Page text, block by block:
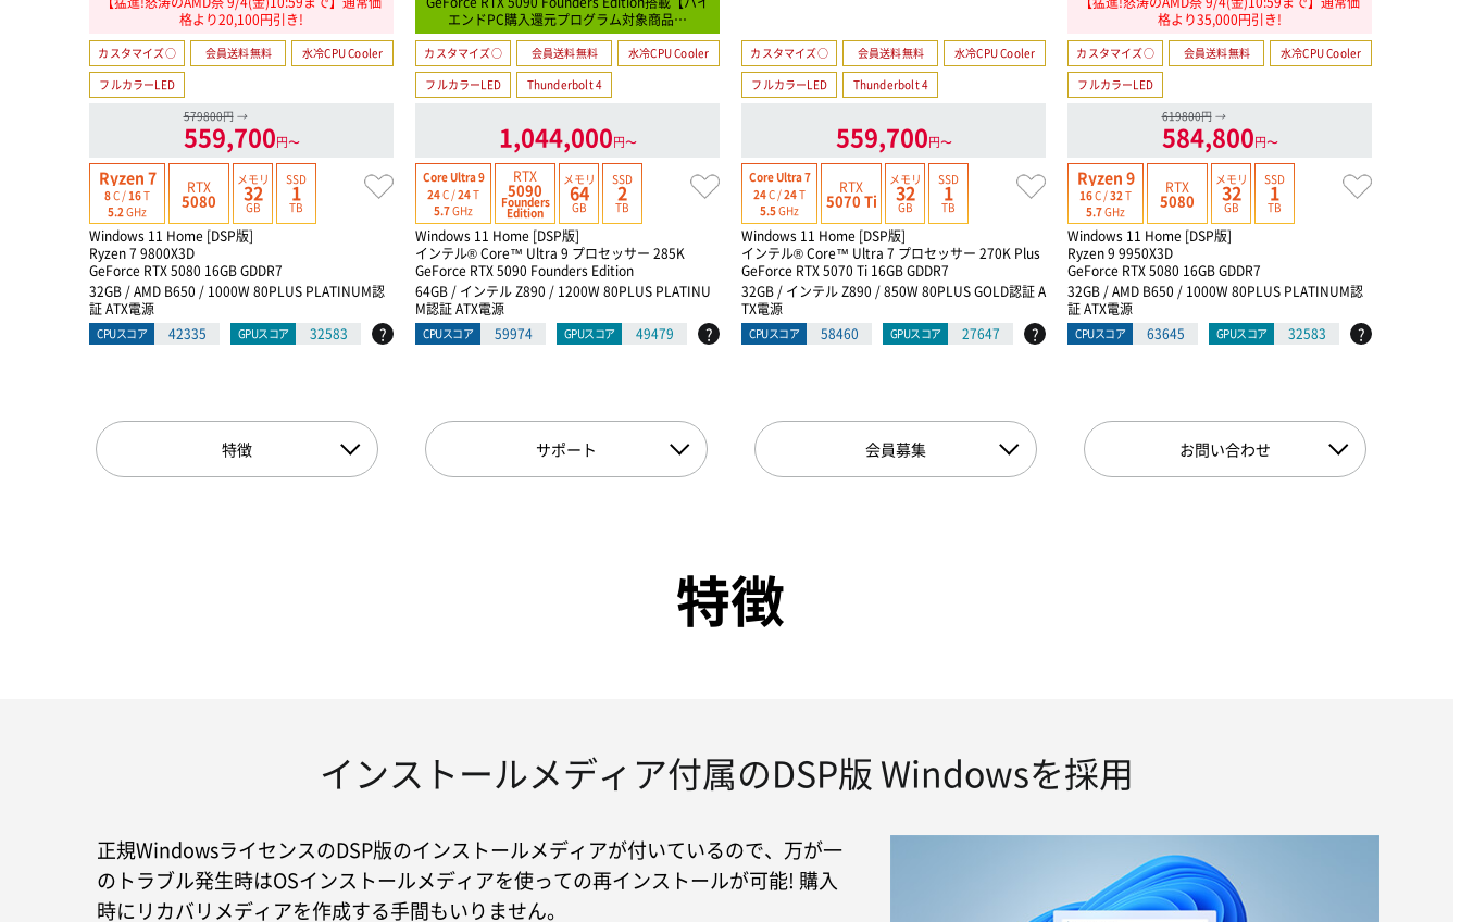
格より20,100円引き!
カスタマイズ○ 会員送料無料
水冷CPU Cooler
フルカラーLED
579800円 →
559,700円〜
Ryzen 7
8C /16T
5.2 GHz
RTX
5080
メモリ
32
GB
SSD
1
TB
Windows 11 Home [DSP版]
Ryzen 7 9800X3D
GeForce RTX 5080 16GB GDDR7
32GB / AMD B650 / 1000W 80PLUS PLATINUM認
証 ATX電源
CPUスコア 42335 GPUスコア 32583 ?
エンドPC購入還元プログラム対象商品…
カスタマイズ○ 会員送料無料
水冷CPU Cooler
フルカラーLED
Thunderbolt 4
1,044,000円〜
Core Ultra 9
24C /24T
5.7GHz
RTX
5090
Founders
Edition
メモリ
64
GB
SSD
2
TB
Windows 11 Home [DSP版]
インテル® Core™ Ultra 9 プロセッサー 285K
GeForce RTX 5090 Founders Edition
64GB / インテル Z890 / 1200W 80PLUS PLATINU
M認証 ATX電源
CPUスコア 59974 GPUスコア 49479 ?
カスタマイズ○ 会員送料無料
水冷CPU Cooler
フルカラーLED
Thunderbolt 4
559,700円〜
Core Ultra 7
24C /24T
5.5GHz
RTX
5070 Ti
メモリ
32
GB
SSD
1
TB
Windows 11 Home [DSP版]
インテル® Core™ Ultra 7 プロセッサー 270K Plus
GeForce RTX 5070 Ti 16GB GDDR7
32GB / インテル Z890 / 850W 80PLUS GOLD認証 A
TX電源
CPUスコア 58460 GPUスコア 27647 ?
格より35,000円引き!
カスタマイズ○ 会員送料無料
水冷CPU Cooler
フルカラーLED
619800円 →
584,800円〜
Ryzen 9
16C /32T
5.7GHz
RTX
5080
メモリ
32
GB
SSD
1
TB
Windows 11 Home [DSP版]
Ryzen 9 9950X3D
GeForce RTX 5080 16GB GDDR7
32GB / AMD B650 / 1000W 80PLUS PLATINUM認
証 ATX電源
CPUスコア 63645 GPUスコア 32583 ?
特徴 サポート 会員募集 お問い合わせ
特徴
インストールメディア付属のDSP版 Windowsを採用
正規WindowsライセンスのDSP版のインストールメディアが付いているので、万が一
のトラブル発生時はOSインストールメディアを使っての再インストールが可能! 購入
時にリカバリメディアを作成する手間もいりません。